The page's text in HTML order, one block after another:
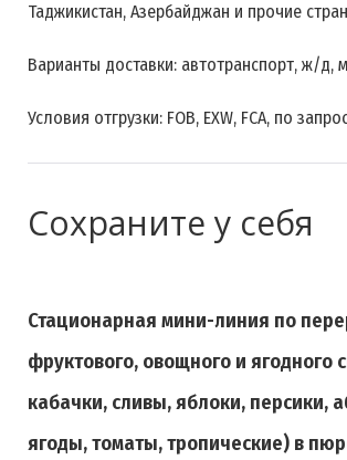
Таджикистан, Азербайджан и прочие
Варианты доставки: автотранспорт, ж/д,
Условия отгрузки: FOB, EXW, FCA, по
Сохраните у себя
Стационарная мини-линия по
фруктового, овощного и ягодного
кабачки, сливы, яблоки, персики,
ягоды, томаты, тропические) в